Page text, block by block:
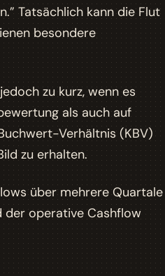
Tatsächlich kann die Flut
besondere
zu kurz, wenn es
als auch auf
Verhältnis (KBV)
zu erhalten.
über mehrere Quartale
der operative Cashflow